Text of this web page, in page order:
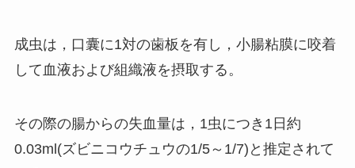
成虫は，口囊に1対の歯板を有し，小腸粘膜に咬着
して血液および組織液を摂取する。
その際の腸からの失血量は，1虫につき1日約
0.03ml(ズビニコウチュウの1/5～1/7)と推定されて